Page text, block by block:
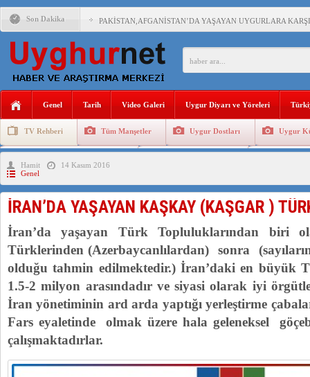
Son Dakika PAKİSTAN,AFGANİSTAN’DA YAŞAYAN UYGURLARA
ÇİN’İN DOĞU TÜRKİSTAN’DAKİ UYGULAMALARI
DİYANET AKADEMİSİ BAŞKANI DOÇ.DR.KAAN : DOĞU
ÇİN’İN UYGUR POLİTİKALARINI ÖVEN DİYANET
MHP’DEN URUMÇİ KATLİAMI MESAJİ : 05.07.2009
ÇİN’İN ANKARA BÜYÜKELÇİSİ JİANG’İN TRABZON
Genel Tarih Video Galeri Uygur Diyarı ve Yöreleri
TV Rehberi Tüm Manşetler Uygur Dostları Uygur
Uygurlarda Düğün ve Cenaze
Hamit
14 Kasım 2016
Genel
İRAN’DA YAŞAYAN KAŞKAY (KAŞGAR )
İran’da yaşayan Türk Topluluklarından biri
Türklerinden (Azerbaycanlılardan) sonra
olduğu tahmin edilmektedir.) İran’daki en büyük
1.5-2 milyon arasındadır ve siyasi olarak iyi
İran yönetiminin ard arda yaptığı yerleştirme
Fars eyaletinde olmak üzere hala geleneksel
çalışmaktadırlar.